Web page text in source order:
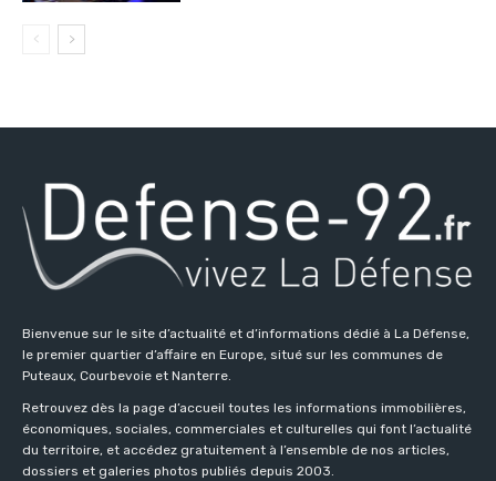
Bienvenue sur le site d’actualité et d’informations dédié à La Défense,
le premier quartier d’affaire en Europe, situé sur les communes de
Puteaux, Courbevoie et Nanterre.
Retrouvez dès la page d’accueil toutes les informations immobilières,
économiques, sociales, commerciales et culturelles qui font l’actualité
du territoire, et accédez gratuitement à l’ensemble de nos articles,
dossiers et galeries photos publiés depuis 2003.